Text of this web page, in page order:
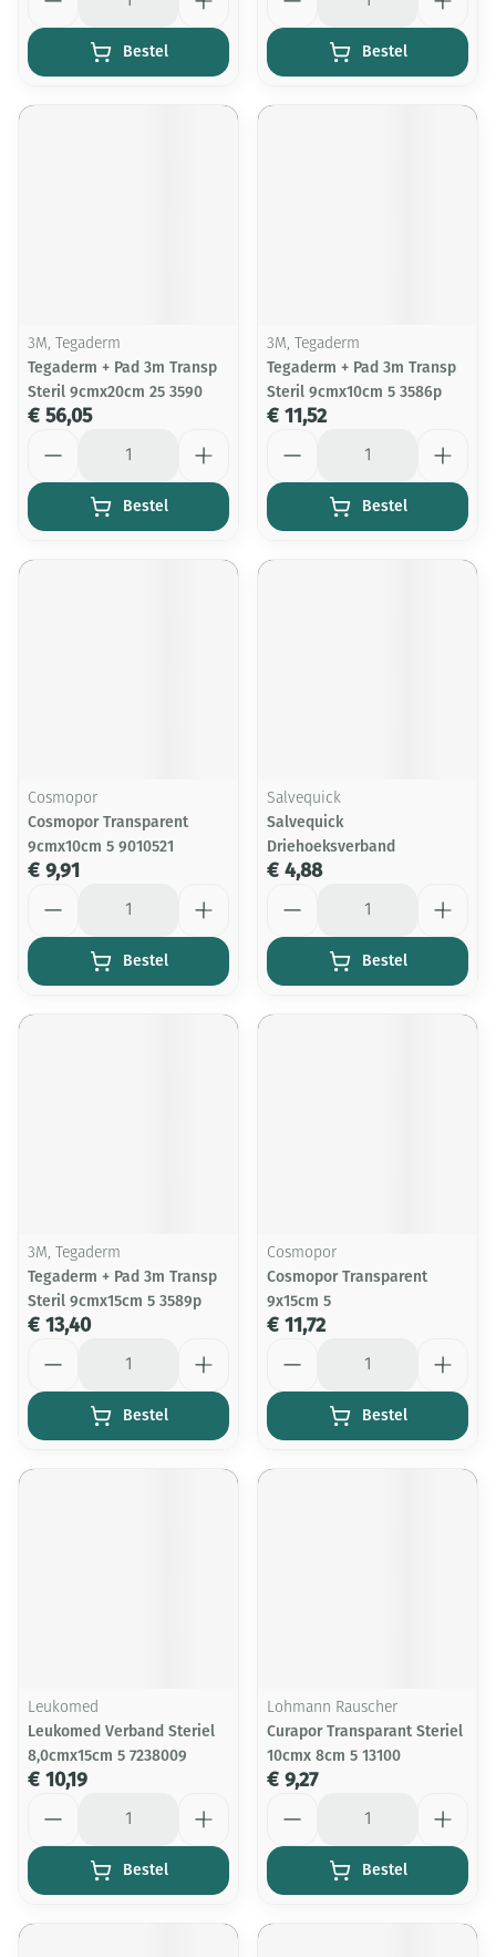
Bestel Bestel
3M, Tegaderm
Tegaderm + Pad 3m Transp
Steril 9cmx20cm 25 3590
€ 56,05
Bestel
3M, Tegaderm
Tegaderm + Pad 3m Transp
Steril 9cmx10cm 5 3586p
€ 11,52
Bestel
Cosmopor
Cosmopor Transparent
9cmx10cm 5 9010521
€ 9,91
Bestel
Salvequick
Salvequick
Driehoeksverband
€ 4,88
Bestel
3M, Tegaderm
Tegaderm + Pad 3m Transp
Steril 9cmx15cm 5 3589p
€ 13,40
Bestel
Cosmopor
Cosmopor Transparent
9x15cm 5
€ 11,72
Bestel
Leukomed
Leukomed Verband Steriel
8,0cmx15cm 5 7238009
€ 10,19
Bestel
Lohmann Rauscher
Curapor Transparant Steriel
10cmx 8cm 5 13100
€ 9,27
Bestel